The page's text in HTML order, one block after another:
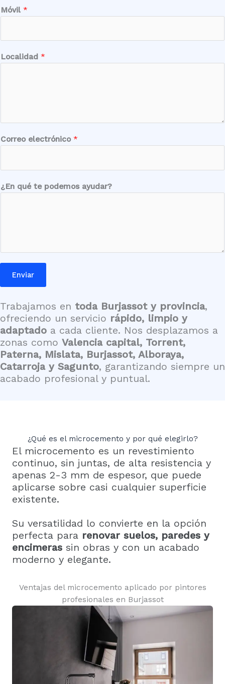
¿
E
p
o
d
*
Móvil *
Localidad *
Correo electrónico *
¿En qué te podemos ayudar?
Enviar
Trabajamos en toda Burjassot y provincia,
ofreciendo un servicio rápido, limpio y
adaptado a cada cliente. Nos desplazamos a
zonas como Valencia capital, Torrent,
Paterna, Mislata, Burjassot, Alboraya,
Catarroja y Sagunto, garantizando siempre un
acabado profesional y puntual.
¿Qué es el microcemento y por qué elegirlo?
El microcemento es un revestimiento
continuo, sin juntas, de alta resistencia y
apenas 2-3 mm de espesor, que puede
aplicarse sobre casi cualquier superficie
existente.
Su versatilidad lo convierte en la opción
perfecta para renovar suelos, paredes y
encimeras sin obras y con un acabado
moderno y elegante.
Ventajas del microcemento aplicado por pintores
profesionales en Burjassot